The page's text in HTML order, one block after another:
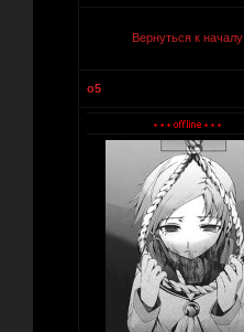
Вернуться к началу
o5